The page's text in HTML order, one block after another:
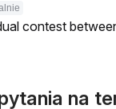
contest
na